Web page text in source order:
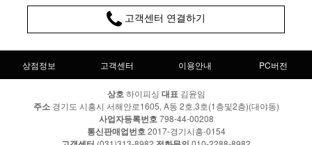
고객센터 연결하기
상점정보 고객센터 이용안내 PC버전
상호 하이피싱 대표 김윤임
주소경기도 시흥시 서해안로1605, A동 2호,3호(1층및2층)(대야동)
사업자등록번호 798-44-00208
통신판매업번호 2017-경기시흥-0154